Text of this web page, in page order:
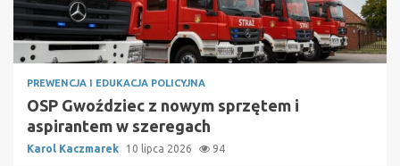
PREWENCJA I EDUKACJA POLICYJNA
OSP Gwoździec z nowym sprzętem i
aspirantem w szeregach
Karol Kaczmarek 10 lipca 2026 94